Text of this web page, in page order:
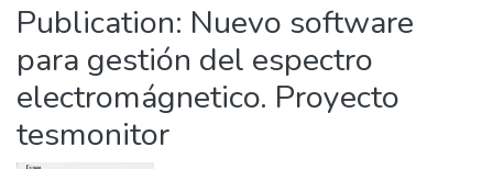
Publication: Nuevo software
para gestión del espectro
electromágnetico. Proyecto
tesmonitor